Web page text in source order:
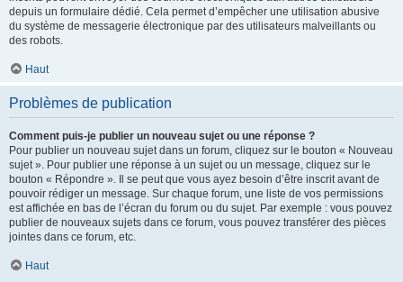
depuis un formulaire dédié. Cela permet d’empêcher une utilisation abusive
du système de messagerie électronique par des utilisateurs malveillants ou
des robots.
Haut
Problèmes de publication
Comment puis-je publier un nouveau sujet ou une réponse ?
Pour publier un nouveau sujet dans un forum, cliquez sur le bouton « Nouveau
sujet ». Pour publier une réponse à un sujet ou un message, cliquez sur le
bouton « Répondre ». Il se peut que vous ayez besoin d’être inscrit avant de
pouvoir rédiger un message. Sur chaque forum, une liste de vos permissions
est affichée en bas de l’écran du forum ou du sujet. Par exemple : vous pouvez
publier de nouveaux sujets dans ce forum, vous pouvez transférer des pièces
jointes dans ce forum, etc.
Haut